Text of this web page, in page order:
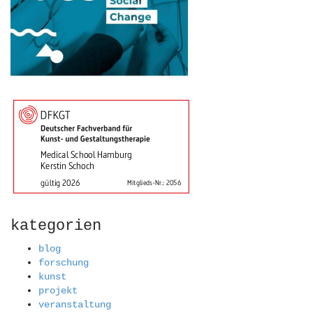
kategorien
blog
forschung
kunst
projekt
veranstaltung